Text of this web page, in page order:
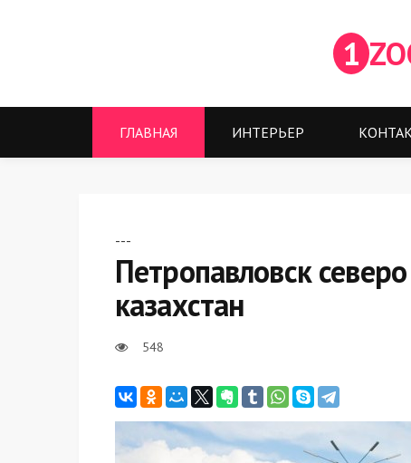
1
ГЛАВНАЯ ИНТЕРЬЕР
---
Петропавловск
казахстан
548